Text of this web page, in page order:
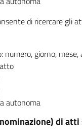
di ricercare gli
giorno, mese,
autonoma
di atti